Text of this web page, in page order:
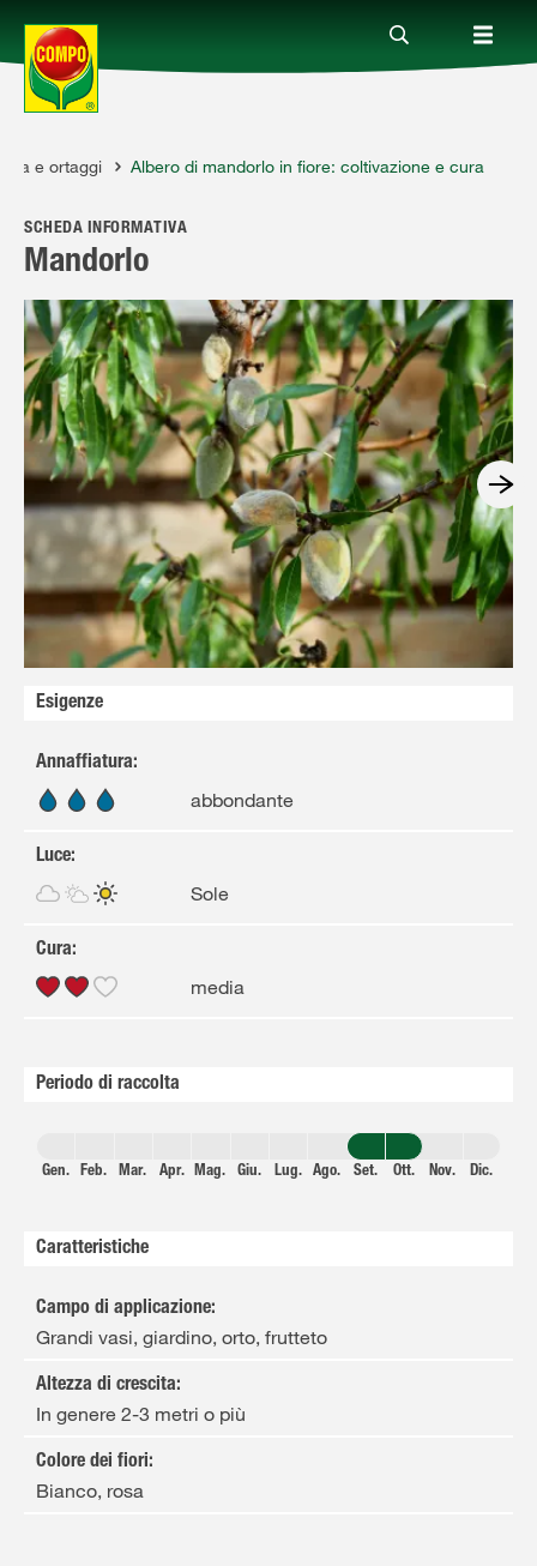
Prodotti
Magazine
Mondi Tematici
Info
Chi siamo
Solo il meglio!
e ortaggi Albero di mandorlo in fiore: coltivazione e cura
SCHEDA INFORMATIVA
Mandorlo
Esigenze
Annaffiatura:
abbondante
Luce:
Sole
Cura:
media
Periodo di raccolta
Gen. Feb. Mar. Apr. Mag. Giu. Lug. Ago. Set. Ott. Nov. Dic.
Caratteristiche
Campo di applicazione:
Grandi vasi, giardino, orto, frutteto
Altezza di crescita:
In genere 2-3 metri o più
Colore dei fiori:
Bianco, rosa